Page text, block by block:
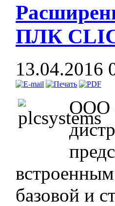
ПЛК
13.04.2016
ООО
базовой и